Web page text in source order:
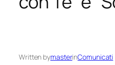
Written bymasterinComunicati